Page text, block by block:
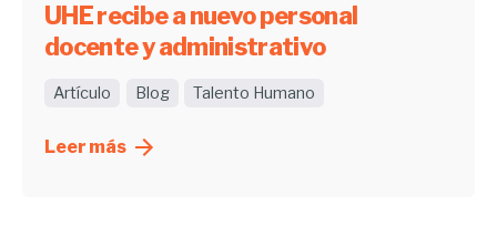
UHE recibe a nuevo personal
docente y administrativo
Artículo Blog Talento Humano
Leer más